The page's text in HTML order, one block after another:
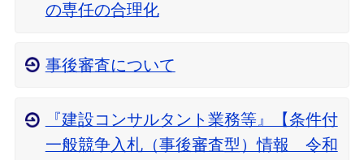
の専任の合理化
事後審査について
『建設コンサルタント業務等』【条件付
一般競争入札（事後審査型）情報 令和